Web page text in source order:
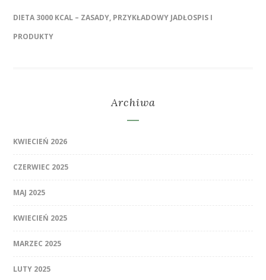
DIETA 3000 KCAL – ZASADY, PRZYKŁADOWY JADŁOSPIS I
PRODUKTY
Archiwa
KWIECIEŃ 2026
CZERWIEC 2025
MAJ 2025
KWIECIEŃ 2025
MARZEC 2025
LUTY 2025